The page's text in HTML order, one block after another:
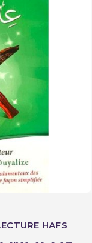
HAFS